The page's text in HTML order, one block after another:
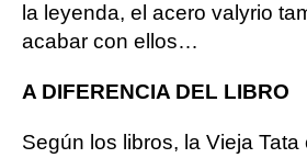
la leyenda, el acero valyrio
acabar con ellos…
A DIFERENCIA DEL LIBRO
Según los libros, la Vieja